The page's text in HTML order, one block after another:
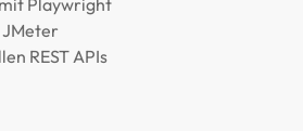
Playwright
REST APIs